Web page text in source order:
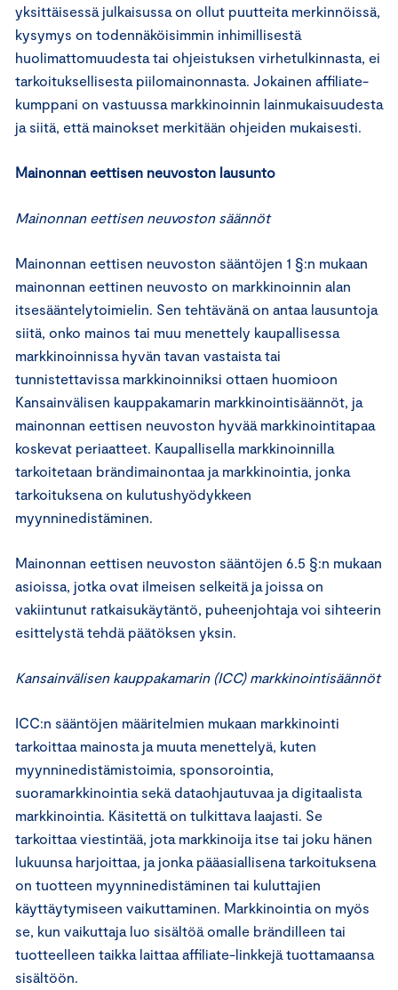
yksittäisessä julkaisussa on ollut puutteita merkinnöissä,
kysymys on todennäköisimmin inhimillisestä
huolimattomuudesta tai ohjeistuksen virhetulkinnasta, ei
tarkoituksellisesta piilomainonnasta. Jokainen affiliate-
kumppani on vastuussa markkinoinnin lainmukaisuudesta
ja siitä, että mainokset merkitään ohjeiden mukaisesti.
Mainonnan eettisen neuvoston lausunto
Mainonnan eettisen neuvoston säännöt
Mainonnan eettisen neuvoston sääntöjen 1 §:n mukaan
mainonnan eettinen neuvosto on markkinoinnin alan
itsesääntelytoimielin. Sen tehtävänä on antaa lausuntoja
siitä, onko mainos tai muu menettely kaupallisessa
markkinoinnissa hyvän tavan vastaista tai
tunnistettavissa markkinoinniksi ottaen huomioon
Kansainvälisen kauppakamarin markkinointisäännöt, ja
mainonnan eettisen neuvoston hyvää markkinointitapaa
koskevat periaatteet. Kaupallisella markkinoinnilla
tarkoitetaan brändimainontaa ja markkinointia, jonka
tarkoituksena on kulutushyödykkeen
myynninedistäminen.
Mainonnan eettisen neuvoston sääntöjen 6.5 §:n mukaan
asioissa, jotka ovat ilmeisen selkeitä ja joissa on
vakiintunut ratkaisukäytäntö, puheenjohtaja voi sihteerin
esittelystä tehdä päätöksen yksin.
Kansainvälisen kauppakamarin (ICC) markkinointisäännöt
ICC:n sääntöjen määritelmien mukaan markkinointi
tarkoittaa mainosta ja muuta menettelyä, kuten
myynninedistämistoimia, sponsorointia,
suoramarkkinointia sekä dataohjautuvaa ja digitaalista
markkinointia. Käsitettä on tulkittava laajasti. Se
tarkoittaa viestintää, jota markkinoija itse tai joku hänen
lukuunsa harjoittaa, ja jonka pääasiallisena tarkoituksena
on tuotteen myynninedistäminen tai kuluttajien
käyttäytymiseen vaikuttaminen. Markkinointia on myös
se, kun vaikuttaja luo sisältöä omalle brändilleen tai
tuotteelleen taikka laittaa affiliate-linkkejä tuottamaansa
sisältöön.